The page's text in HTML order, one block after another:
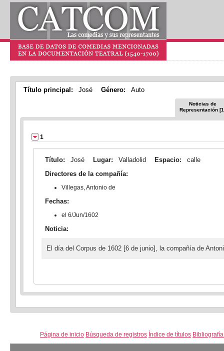
Título principal: José Género: Auto
Noticias de
Representación
1
Título: José Lugar: Valladolid Espacio:
calle
Directores de la compañía:
Villegas, Antonio de
Fechas:
el 6/Jun/1602
Noticia:
El día del Corpus de 1602 [6 de junio], la compañía de
Página de inicio Búsqueda de registros Índice de títulos